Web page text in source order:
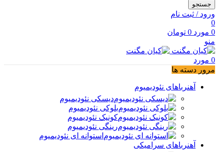
جستجو
ورود / ثبت نام
0
0 مورد 0 تومان
منو
0 مورد
مرور دسته ها
آهنرباهای نئودیمیوم
دیسکی نئودیمیوم
بلوکی نئودیمیوم
کونیک نئودیمیوم
رینگی نئودیمیوم
استوانه ای نئودیمیوم
آهنرباهای سرامیکی